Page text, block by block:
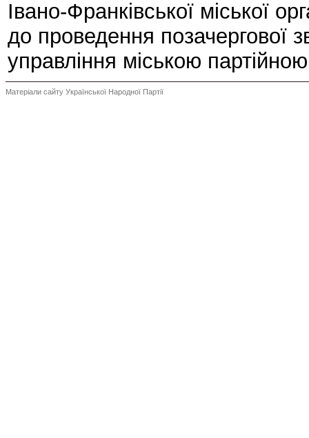
Івано-Франківської міської
до проведення позачергової
управління міською
Матеріали сайту Української Народної Партії